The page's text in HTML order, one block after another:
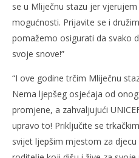
se u Mliječnu stazu jer
mogućnosti. Prijavite se i
pomažemo osigurati da svako
svoje snove!”
“I ove godine trčim Mliječnu
Nema ljepšeg osjećaja od
promjene, a zahvaljujući
upravo to! Priključite se
svijet ljepšim mjestom za